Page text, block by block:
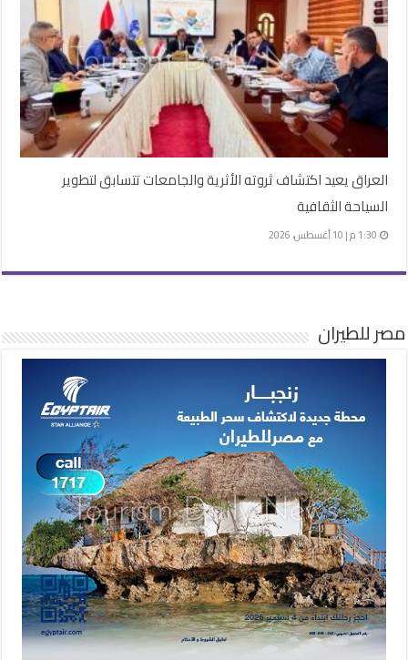
العراق يعيد اكتشاف ثروته الأثرية والجامعات تتسابق لتطوير
السياحة الثقافية
1:30 م | 10 أغسطس، 2026
مصر للطيران